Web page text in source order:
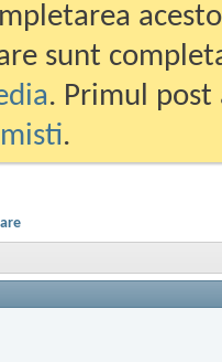
sunt
. Primul
.